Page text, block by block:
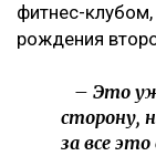
фитнес-
рождения
– Это
сторону,
за все